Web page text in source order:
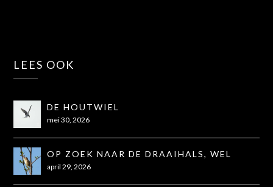
LEES OOK
DE HOUTWIEL
mei 30, 2026
OP ZOEK NAAR DE DRAAIHALS, WEL
GEZIEN, NIET OP DE FOTO
april 29, 2026